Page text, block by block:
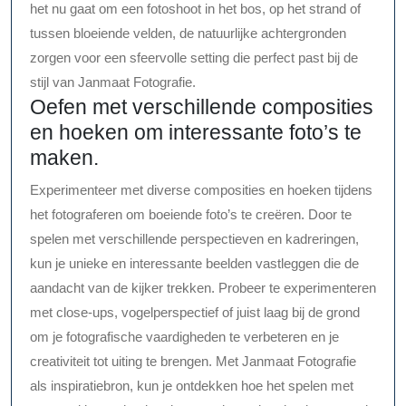
het nu gaat om een fotoshoot in het bos, op het strand of
tussen bloeiende velden, de natuurlijke achtergronden
zorgen voor een sfeervolle setting die perfect past bij de
stijl van Janmaat Fotografie.
Oefen met verschillende composities
en hoeken om interessante foto’s te
maken.
Experimenteer met diverse composities en hoeken tijdens
het fotograferen om boeiende foto’s te creëren. Door te
spelen met verschillende perspectieven en kadreringen,
kun je unieke en interessante beelden vastleggen die de
aandacht van de kijker trekken. Probeer te experimenteren
met close-ups, vogelperspectief of juist laag bij de grond
om je fotografische vaardigheden te verbeteren en je
creativiteit tot uiting te brengen. Met Janmaat Fotografie
als inspiratiebron, kun je ontdekken hoe het spelen met